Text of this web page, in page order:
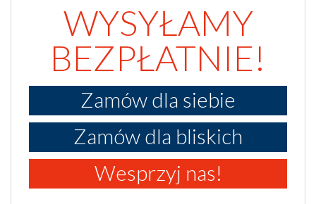
WYSYŁAMY
BEZPŁATNIE!
Zamów dla siebie
Zamów dla bliskich
Wesprzyj nas!